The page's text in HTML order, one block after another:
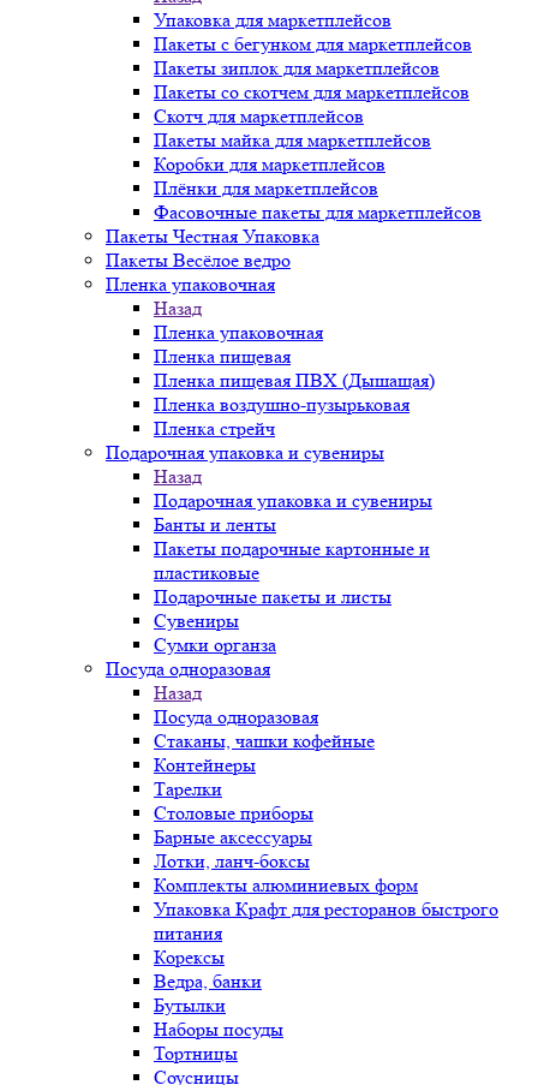
Упаковка для маркетплейсов
Пакеты с бегунком для маркетплейсов
Пакеты зиплок для маркетплейсов
Пакеты со скотчем для маркетплейсов
Скотч для маркетплейсов
Пакеты майка для маркетплейсов
Коробки для маркетплейсов
Плёнки для маркетплейсов
Фасовочные пакеты для маркетплейсов
Пакеты Честная Упаковка
Пакеты Весёлое ведро
Пленка упаковочная
Назад
Пленка упаковочная
Пленка пищевая
Пленка пищевая ПВХ (Дышащая)
Пленка воздушно-пузырьковая
Пленка стрейч
Подарочная упаковка и сувениры
Назад
Подарочная упаковка и сувениры
Банты и ленты
Пакеты подарочные картонные и
пластиковые
Подарочные пакеты и листы
Сувениры
Сумки органза
Посуда одноразовая
Назад
Посуда одноразовая
Стаканы, чашки кофейные
Контейнеры
Тарелки
Столовые приборы
Барные аксессуары
Лотки, ланч-боксы
Комплекты алюминиевых форм
Упаковка Крафт для ресторанов быстрого
питания
Корексы
Ведра, банки
Бутылки
Наборы посуды
Тортницы
Соусницы